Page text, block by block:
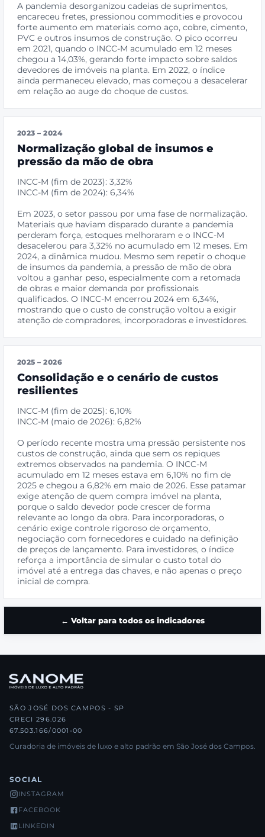
A pandemia desorganizou cadeias de suprimentos,
encareceu fretes, pressionou commodities e provocou
forte aumento em materiais como aço, cobre, cimento,
PVC e outros insumos de construção. O pico ocorreu
em 2021, quando o INCC-M acumulado em 12 meses
chegou a 14,03%, gerando forte impacto sobre saldos
devedores de imóveis na planta. Em 2022, o índice
ainda permaneceu elevado, mas começou a desacelerar
em relação ao auge do choque de custos.
2023 – 2024
Normalização global de insumos e
pressão da mão de obra
INCC-M (fim de 2023): 3,32%
INCC-M (fim de 2024): 6,34%
Em 2023, o setor passou por uma fase de normalização.
Materiais que haviam disparado durante a pandemia
perderam força, estoques melhoraram e o INCC-M
desacelerou para 3,32% no acumulado em 12 meses. Em
2024, a dinâmica mudou. Mesmo sem repetir o choque
de insumos da pandemia, a pressão de mão de obra
voltou a ganhar peso, especialmente com a retomada
de obras e maior demanda por profissionais
qualificados. O INCC-M encerrou 2024 em 6,34%,
mostrando que o custo de construção voltou a exigir
atenção de compradores, incorporadoras e investidores.
2025 – 2026
Consolidação e o cenário de custos
resilientes
INCC-M (fim de 2025): 6,10%
INCC-M (maio de 2026): 6,82%
O período recente mostra uma pressão persistente nos
custos de construção, ainda que sem os repiques
extremos observados na pandemia. O INCC-M
acumulado em 12 meses estava em 6,10% no fim de
2025 e chegou a 6,82% em maio de 2026. Esse patamar
exige atenção de quem compra imóvel na planta,
porque o saldo devedor pode crescer de forma
relevante ao longo da obra. Para incorporadoras, o
cenário exige controle rigoroso de orçamento,
negociação com fornecedores e cuidado na definição
de preços de lançamento. Para investidores, o índice
reforça a importância de simular o custo total do
imóvel até a entrega das chaves, e não apenas o preço
inicial de compra.
← Voltar para todos os indicadores
SÃO JOSÉ DOS CAMPOS - SP
CRECI 296.026
67.503.166/0001-00
Curadoria de imóveis de luxo e alto padrão em São José dos Campos.
SOCIAL
INSTAGRAM
FACEBOOK
LINKEDIN